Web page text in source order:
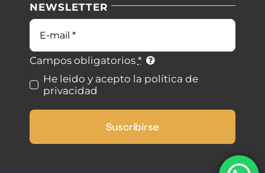
Blog
Contacto
Condiciones de uso
Ley de cookies
Desistimiento
NEWSLETTER
Correo
electrónico
Campos obligatorios *
He leido y acepto la política de
privacidad
Suscribirse